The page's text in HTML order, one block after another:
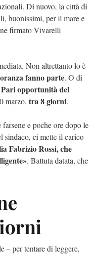
Di nuovo, la città di
buonissimi, per il mare e
firmato Vivarelli
Non altrettanto lo è
fanno parte. O di
opportunità del
marzo, tra 8 giorni.
e poche ore dopo le
sindaco, ci mette il carico
Fabrizio Rossi, che
. Battuta datata, che
– per tentare di leggere,